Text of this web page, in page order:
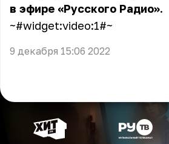
в эфире «Русского Радио».
~#widget:video:1#~
9 декабря 15:06 2022